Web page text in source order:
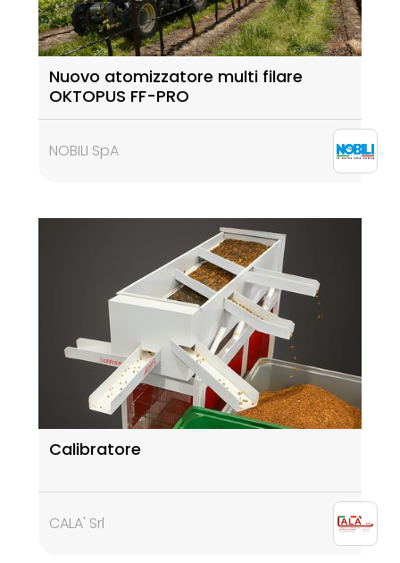
Nuovo atomizzatore multi filare
OKTOPUS FF-PRO
NOBILI SpA
Calibratore
CALA' Srl